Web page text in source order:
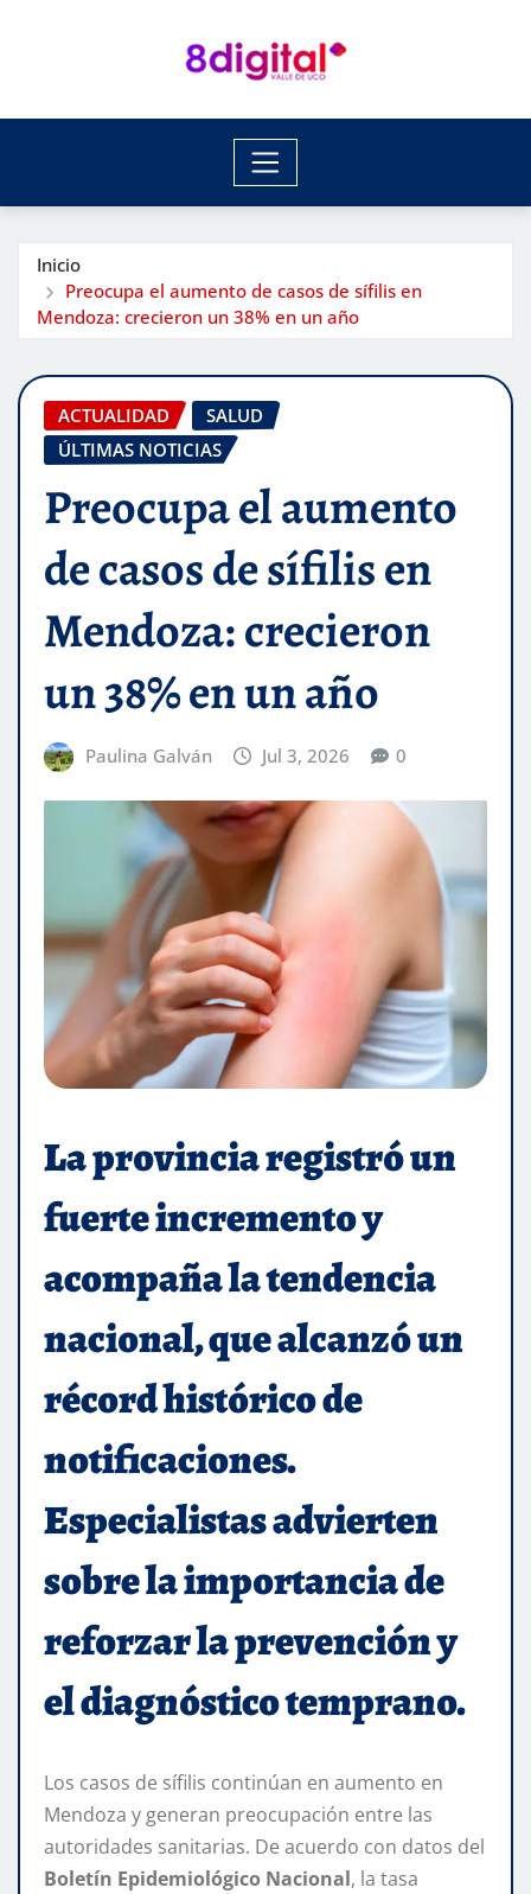
Inicio
Preocupa el aumento de casos de sífilis en
Mendoza: crecieron un 38% en un año
ACTUALIDAD
SALUD
ÚLTIMAS NOTICIAS
Preocupa el aumento
de casos de sífilis en
Mendoza: crecieron
un 38% en un año
Paulina Galván Jul 3, 2026 0
La provincia registró un
fuerte incremento y
acompaña la tendencia
nacional, que alcanzó un
récord histórico de
notificaciones.
Especialistas advierten
sobre la importancia de
reforzar la prevención y
el diagnóstico temprano.
Los casos de sífilis continúan en aumento en
Mendoza y generan preocupación entre las
autoridades sanitarias. De acuerdo con datos del
Boletín Epidemiológico Nacional, la tasa